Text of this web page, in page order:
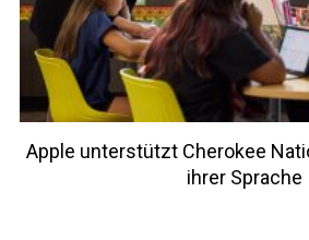
Apple unterstützt Cherokee
ihrer Sprache